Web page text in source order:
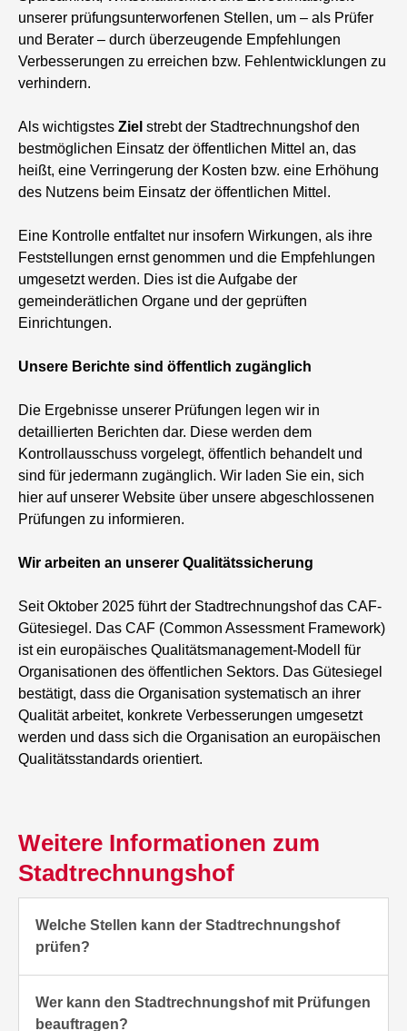
unserer prüfungsunterworfenen Stellen, um – als Prüfer
und Berater – durch überzeugende Empfehlungen
Verbesserungen zu erreichen bzw. Fehlentwicklungen zu
verhindern.
Als wichtigstesZielstrebt der Stadtrechnungshof den
bestmöglichen Einsatz der öffentlichen Mittel an, das
heißt, eine Verringerung der Kosten bzw. eine Erhöhung
des Nutzens beim Einsatz der öffentlichen Mittel.
Eine Kontrolle entfaltet nur insofern Wirkungen, als ihre
Feststellungen ernst genommen und die Empfehlungen
umgesetzt werden. Dies ist die Aufgabe der
gemeinderätlichen Organe und der geprüften
Einrichtungen.
Unsere Berichte sind öffentlich zugänglich
Die Ergebnisse unserer Prüfungen legen wir in
detaillierten Berichten dar. Diese werden dem
Kontrollausschuss vorgelegt, öffentlich behandelt und
sind für jedermann zugänglich. Wir laden Sie ein, sich
hier auf unserer Website über unsere abgeschlossenen
Prüfungen zu informieren.
Wir arbeiten an unserer Qualitätssicherung
Seit Oktober 2025 führt der Stadtrechnungshof das CAF-
Gütesiegel. Das CAF (Common Assessment Framework)
ist ein europäisches Qualitätsmanagement-Modell für
Organisationen des öffentlichen Sektors. Das Gütesiegel
bestätigt, dass die Organisation systematisch an ihrer
Qualität arbeitet, konkrete Verbesserungen umgesetzt
werden und dass sich die Organisation an europäischen
Qualitätsstandards orientiert.
Weitere Informationen zum
Stadtrechnungshof
Welche Stellen kann der Stadtrechnungshof
prüfen?
Stadtrechnungshofes sind in § 52a Abs 1
Wer kann den Stadtrechnungshof mit Prüfungen
beauftragen?